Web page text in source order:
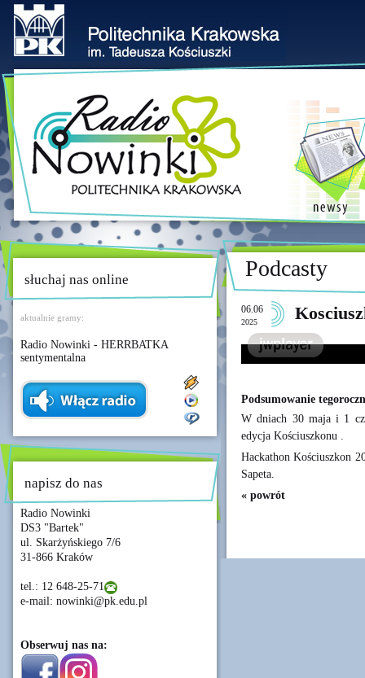
słuchaj nas online
aktualnie gramy:
Radio Nowinki - HERRBATKA
sentymentalna
napisz do nas
Radio Nowinki
DS3 "Bartek"
ul. Skarżyńskiego 7/6
31-866 Kraków
tel.: 12 648-25-71
e-mail: nowinki@pk.edu.pl
Obserwuj nas na:
Podcasty
06.06
2025
Podsumowanie
W dniach 30 maja i 1
edycja Kościuszkonu .
Hackathon Kościuszkon
Sapeta.
« powrót